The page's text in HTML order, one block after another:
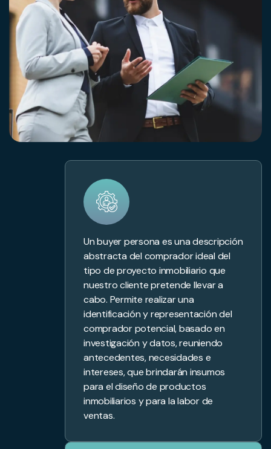
Un buyer persona es una descripción
abstracta del comprador ideal del
tipo de proyecto inmobiliario que
nuestro cliente pretende llevar a
cabo. Permite realizar una
identificación y representación del
comprador potencial, basado en
investigación y datos, reuniendo
antecedentes, necesidades e
intereses, que brindarán insumos
para el diseño de productos
inmobiliarios y para la labor de
ventas.